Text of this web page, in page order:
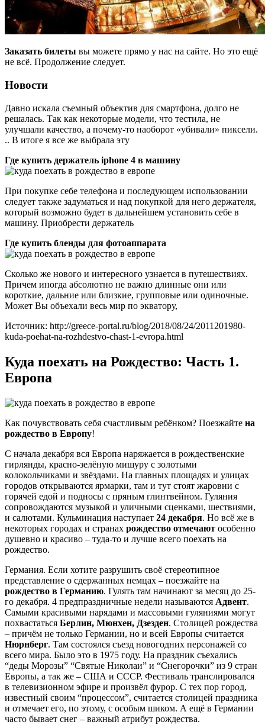
Заказать билеты вы можете прямо у нас на сайте. Но это ещё
не всё. Продолжение следует.
Новости
Давно искала съемный объектив для смартфона, долго не
решалась. Так как некоторые модели, что тестила, не
улучшали качество, а почему-то наоборот «убивали» пиксели.
.. В итоге я все же выбрала эту
Где купить держатель iphone 4 в машину
При покупке себе телефона и последующем использовании
следует также задуматься и над покупкой для него держателя,
который возможно будет в дальнейшем установить себе в
машину. Приобрести держатель
Где купить бленды для фотоаппарата
Сколько же нового и интересного узнается в путешествиях.
Причем иногда абсолютно не важно длинные они или
короткие, дальние или близкие, групповые или одиночные.
Может Вы объехали весь мир по экватору,
Источник: http://greece-portal.ru/blog/2018/08/24/2011201980-
kuda-poehat-na-rozhdestvo-chast-1-evropa.html
Куда поехать на Рождество: Часть 1.
Европа
Как почувствовать себя счастливым ребёнком? Поезжайте на
рождество в Европу!
С начала декабря вся Европа наряжается в рождественские
гирлянды, красно-зелёную мишуру с золотыми
колокольчиками и звёздами. На главных площадях и улицах
городов открываются ярмарки, там и тут стоят жаровни с
горячей едой и подносы с пряным глинтвейном. Гуляния
сопровождаются музыкой и уличными сценками, шествиями,
и салютами. Кульминация наступает 24 декабря. Но всё же в
некоторых городах и странах рождество отмечают особенно
душевно и красиво – туда-то и лучше всего поехать на
рождество.
Германия. Если хотите разрушить своё стереотипное
представление о сдержанных немцах – поезжайте на
рождество в Германию. Гулять там начинают за месяц до 25-
го декабря. 4 предпраздничные недели называются Адвент.
Самыми красивыми нарядами и массовыми гуляниями могут
похвастаться Берлин, Мюнхен, Дзезден. Столицей рождества
– причём не только Германии, но и всей Европы считается
Нюрнберг. Там состоялся съезд новогодних персонажей со
всего мира. Было это в 1975 году. На праздник съехались
“деды Морозы” “Святые Николаи” и “Снегорочки” из 9 стран
Европы, а так же – США и СССР. Фестиваль транслировался
в телевизионном эфире и произвёл фурор. С тех пор город,
известный своим “процессом”, считается столицей праздника
и отмечает его, по этому, с особым шиком. А ещё в Германии
часто бывает снег – важный атрибут рождества.